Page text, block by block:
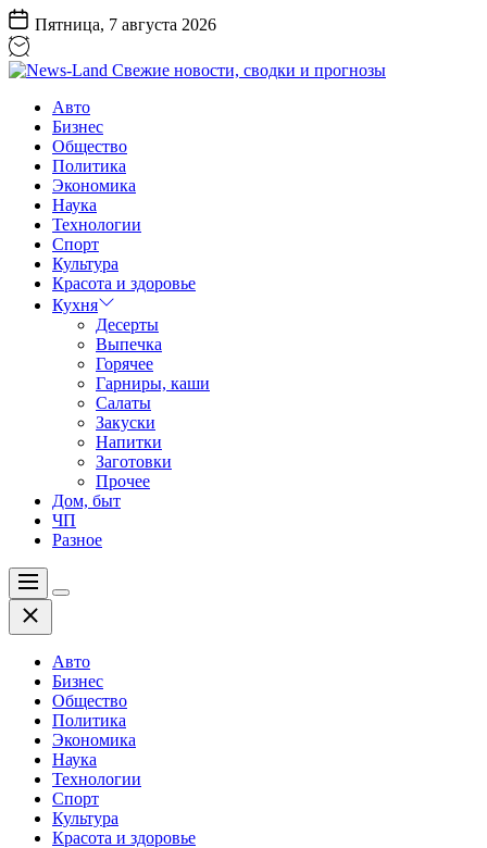
Перейти
к
содержанию
Пятница, 7 августа 2026
Land
Свежие
новости,
сводки
прогнозы
Авто
Бизнес
Общество
Политика
Экономика
Наука
Технологии
Спорт
Культура
Красота и здоровье
Кухня
Десерты
Выпечка
Горячее
Гарниры, каши
Салаты
Закуски
Напитки
Заготовки
Прочее
Дом, быт
ЧП
Разное
Меню
Цвет
Закрыть
Авто
Бизнес
Общество
Политика
Экономика
Наука
Технологии
Спорт
Культура
Красота и здоровье